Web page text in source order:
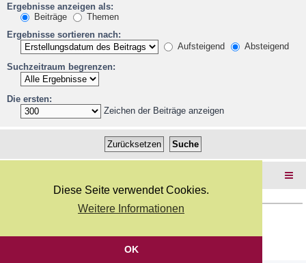
Diese Seite verwendet Cookies.
Weitere Informationen
OK
Ergebnisse anzeigen als:
Beiträge
Themen
Ergebnisse sortieren nach:
Aufsteigend
Absteigend
Suchzeitraum begrenzen:
Die ersten:
Zeichen der Beiträge anzeigen
Deutsche Übersetzung durchphpBB.de